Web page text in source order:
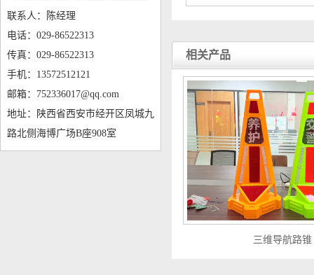
联系人：陈经理
电话：029-86522313
传真：029-86522313
手机：13572512121
邮箱：752336017@qq.com
地址：陕西省西安市经开区凤城九
路北侧海博广场B座908室
相关产品
三维导航路锥